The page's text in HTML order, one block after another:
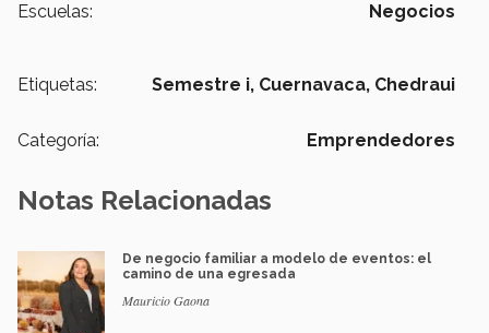
Escuelas: Negocios
Etiquetas: Semestre i, Cuernavaca, Chedraui
Categoría: Emprendedores
Notas Relacionadas
De negocio familiar a modelo de eventos: el
camino de una egresada
Mauricio Gaona